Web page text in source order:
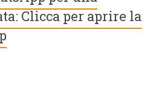
Clicca per aprire la